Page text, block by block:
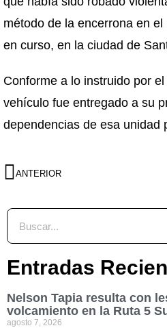
método de la encerrona en
en curso, en la ciudad de
Conforme a lo instruido por
vehículo fue entregado a su
dependencias de esa unidad
ANTERIOR
Entradas
Nelson Tapia resulta con
volcamiento en la Ruta 5
agosto 7, 2026